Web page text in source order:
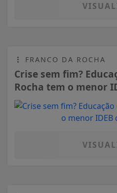
FRANCO DA ROCHA
Crise sem fim?
Rocha tem o menor